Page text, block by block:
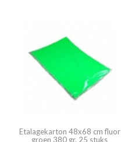
Etalagekarton 48x68 cm fluor
groen 380 gr. 25 stuks